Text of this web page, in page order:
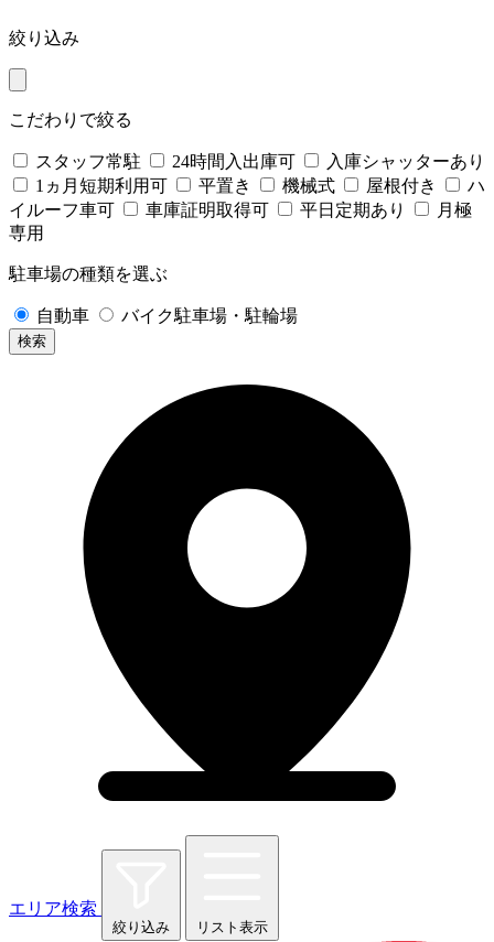
絞り込み
こだわりで絞る
スタッフ常駐 24時間入出庫可
入庫シャッターあり
1ヵ月短期利用可
平置き 機械式 屋根付き
ハ
イルーフ車可
車庫証明取得可 平日定期あり
月極
専用
駐車場の種類を選ぶ
自動車 バイク駐車場・駐輪場
検索
エリア検索
絞り込み リスト表示